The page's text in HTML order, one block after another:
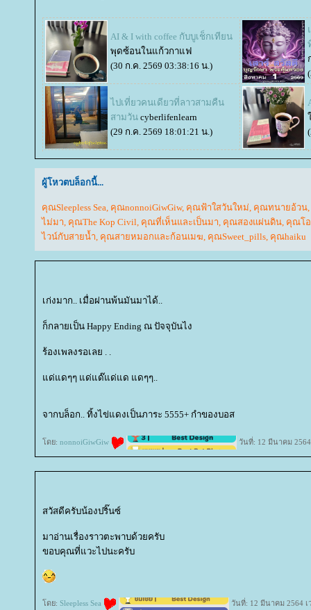
AI & I with coffee กับบูเช็กเทียน
พุดซ้อนในแก้วกาแฟ
(30 ก.ค. 2569 03:38:16 น.)
ไปเที่ยวคนเดียวที่ลาวสามคืน
สามวัน cyberlifenlearn
(29 ก.ค. 2569 18:01:21 น.)
ผู้โหวตบล็อกนี้...
คุณSleepless Sea, คุณnonnoiGiwGiw, คุณฟ้าใสวันใหม่, คุณทนายอ้วน,
ไม่มา, คุณThe Kop Civil, คุณที่เห็นและเป็นมา, คุณสองแผ่นดิน, คุณโ
ไวน์กับสายน้ำ, คุณสายหมอกและก้อนเมฆ, คุณSweet_pills, คุณhaiku
เก่งมาก.. เมื่อผ่านพ้นมันมาได้..
ก็กลายเป็น Happy Ending ณ ปัจจุบันไง
ร้องเพลงรอเลย . .
ด่แดๆๆ แด่แด๊แด่แด แดๆๆ..
จากบล็อก.. ทิ้งไข่แดงเป็นภาระ 5555+ กำของบอส
ดย: nonnoiGiwGiw วันที่: 12 มีนาคม
สวัสดีครับน้องปริ๊นซ์
มาอ่านเรื่องราวตะพาบด้วยครับ
ขอบคุณที่แวะไปนะครับ
ดย: Sleepless Sea วันที่: 12 มีนาคม 2564 เ